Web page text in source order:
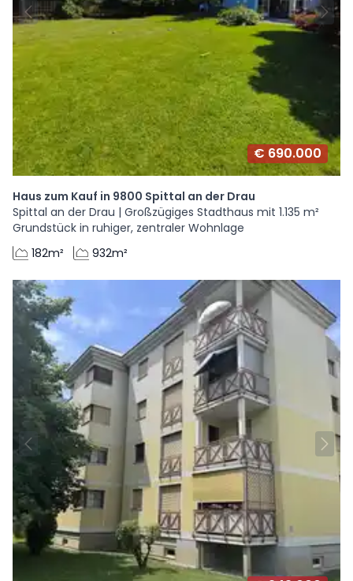
€ 690.000
Haus zum Kauf in 9800 Spittal an der Drau
Spittal an der Drau | Großzügiges Stadthaus mit 1.135 m²
Grundstück in ruhiger, zentraler Wohnlage
182m²
932m²